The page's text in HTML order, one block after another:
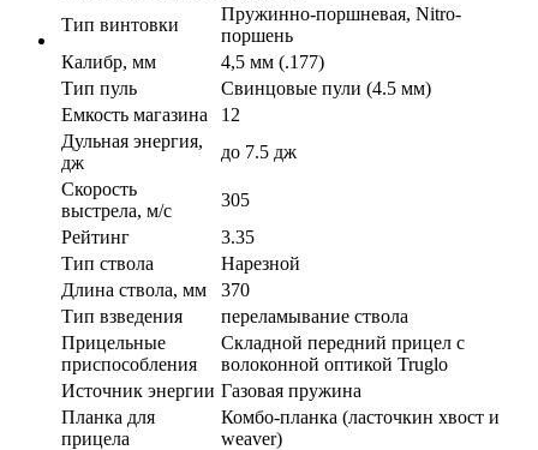
Тип винтовки
Пружинно-поршневая, Nitro-
поршень
Калибр, мм
4,5 мм (.177)
Тип пуль
Свинцовые пули (4.5 мм)
Емкость магазина
12
Дульная энергия,
дж
до 7.5 дж
Скорость
выстрела, м/с
305
Рейтинг
3.35
Тип ствола
Нарезной
Длина ствола, мм
370
Тип взведения
переламывание ствола
Прицельные
приспособления
Складной передний прицел с
волоконной оптикой Truglo
Источник энергии Газовая пружина
Планка для
прицела
Комбо-планка (ласточкин хвост и
weaver)